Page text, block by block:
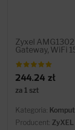
Zyxel
Gateway, WiFi
244.24 zł
za 1 szt
Kategoria:
Producent: ZyXEL